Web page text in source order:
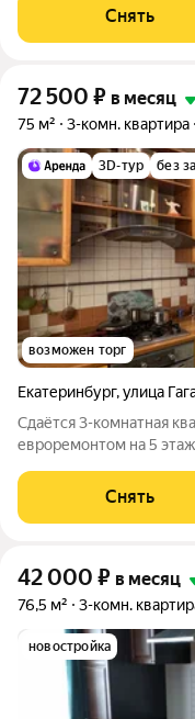
Снять
72 500 ₽ в месяц
75 м² 3-комн. квартира
3D-тур без
возможен торг
Екатеринбург,улица
Сдаётся 3-комнатная
евроремонтом на 5
Стиральная машина Холодильник Посудомоечная машина
Снять
42 000 ₽ в месяц
76,5 м² 3-комн.
новостройка